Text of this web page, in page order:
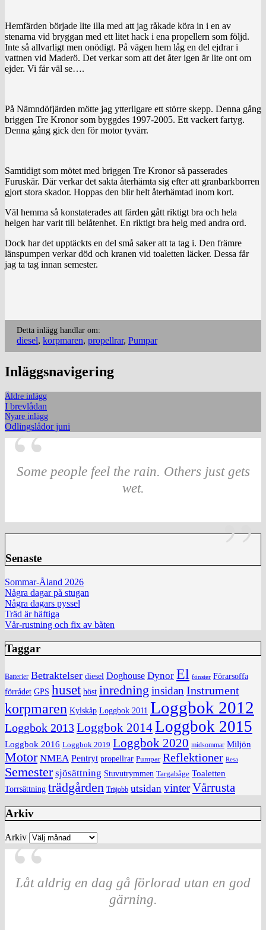
Hemfärden började lite illa med att jag råkade köra in i en av
stenarna vid bryggan med ett litet hack i ena propellern som följd.
Inte så allvarligt men onödigt. På vägen hem låg en del ejdrar i
vattnen vid Maderö. Det verkar som att det åter igen är lite ont om
ejder. Vi får väl se….
På Nämndöfjärden mötte jag ytterligare ett större skepp. Denna gång
briggen Tre Kronor som byggdes 1997-2005. Ett vackert fartyg.
Denna gång gick den för motor tyvärr.
Samtidigt som mötet med briggen Tre Kronor så passerades
Furuskär. Där verkar det sakta återhämta sig efter att granbarkborren
gjort stora skador. Hoppas den blir helt återhämtad inom kort.
Väl hemma så konstaterades att färden gått riktigt bra och hela
helgen har varit till belåtenhet. En riktigt bra helg med andra ord.
Dock har det upptäckts en del små saker att ta tag i. Den främre
länspumpen verkar död och kranen vid toaletten läcker. Dessa får
jag ta tag innan semester.
Detta inlägg handlar om:
diesel, korpmaren, propellrar, Pumpar
Inläggsnavigering
Äldre inlägg
I brevlådan
Nyare inlägg
Odlingslådor juni
Some people feel the rain. Others just gets
wet.
Senaste
Sommar-Åland 2026
Några dagar på stugan
Några dagars pyssel
Träd är häftiga
Vår-rustning och fix av båten
Taggar
Batterier Betraktelser diesel Doghouse Dynor El fönster Förarsoffa
förrådet GPS huset höst inredning insidan Instrument
korpmaren Kylskåp Loggbok 2011 Loggbok 2012
Loggbok 2013Loggbok 2014Loggbok 2015
Loggbok 2016 Loggbok 2019 Loggbok 2020 midsommar Miljön
Motor NMEA Pentryt propellrar Pumpar Reflektioner Resa
Semester sjösättning Stuvutrymmen Targabåge Toaletten
Torrsättning trädgården Träjobb utsidan vinterVårrusta
Arkiv
Arkiv
Låt aldrig en dag gå förlorad utan en god
gärning.